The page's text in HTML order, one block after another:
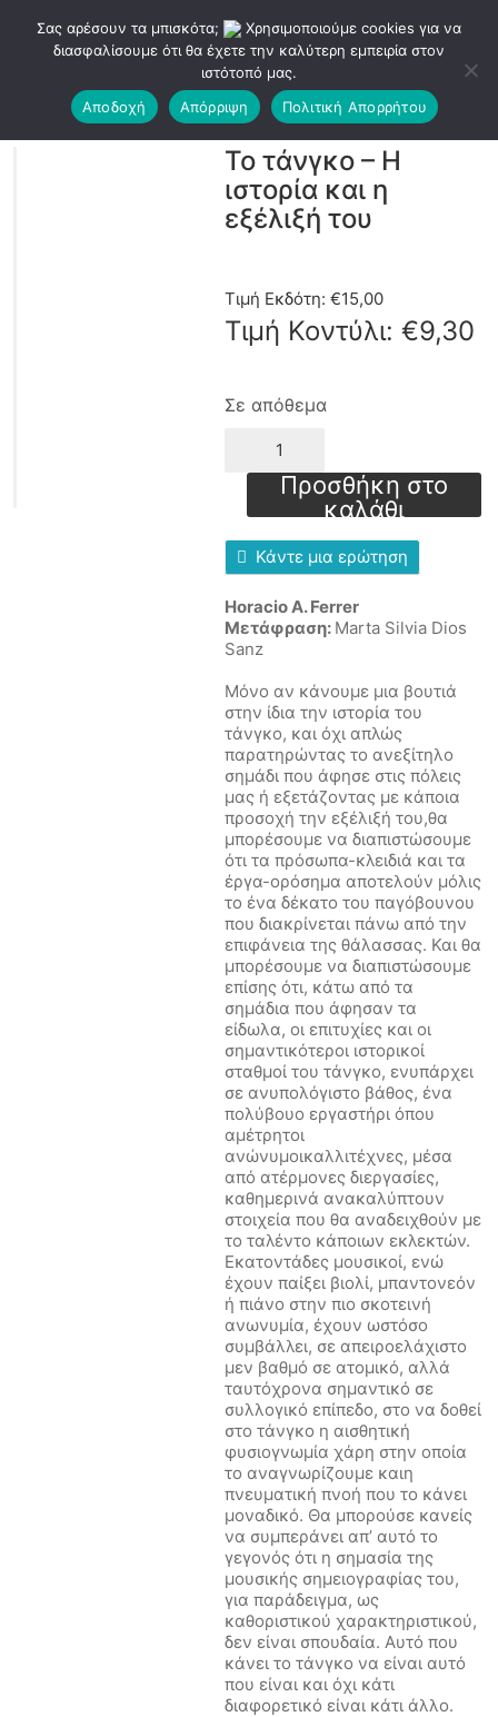
Το τάνγκο – Η
ιστορία και η
εξέλιξή του
Τιμή Εκδότη: €15,00
Τιμή Κοντύλι: €9,30
Σε απόθεμα
τάνγκο
ιστορία
και
του
ποσότητα
Προσθήκη στο
καλάθι
Κάντε μια ερώτηση
Horacio A. Ferrer
Μετάφραση: Marta Silvia Dios
Sanz
Μόνο αν κάνουμε μια βουτιά
στην ίδια την ιστορία του
τάνγκο, και όχι απλώς
παρατηρώντας το ανεξίτηλο
σημάδι που άφησε στις πόλεις
μας ή εξετάζοντας με κάποια
προσοχή την εξέλιξή του,θα
μπορέσουμε να διαπιστώσουμε
ότι τα πρόσωπα-κλειδιά και τα
έργα-ορόσημα αποτελούν μόλις
το ένα δέκατο του παγόβουνου
που διακρίνεται πάνω από την
επιφάνεια της θάλασσας. Και θα
μπορέσουμε να διαπιστώσουμε
επίσης ότι, κάτω από τα
σημάδια που άφησαν τα
είδωλα, οι επιτυχίες και οι
σημαντικότεροι ιστορικοί
σταθμοί του τάνγκο, ενυπάρχει
σε ανυπολόγιστο βάθος, ένα
πολύβουο εργαστήρι όπου
αμέτρητοι
ανώνυμοικαλλιτέχνες, μέσα
από ατέρμονες διεργασίες,
καθημερινά ανακαλύπτουν
στοιχεία που θα αναδειχθούν με
το ταλέντο κάποιων εκλεκτών.
Εκατοντάδες μουσικοί, ενώ
έχουν παίξει βιολί, μπαντονεόν
ή πιάνο στην πιο σκοτεινή
ανωνυμία, έχουν ωστόσο
συμβάλλει, σε απειροελάχιστο
μεν βαθμό σε ατομικό, αλλά
ταυτόχρονα σημαντικό σε
συλλογικό επίπεδο, στο να δοθεί
στο τάνγκο η αισθητική
φυσιογνωμία χάρη στην οποία
το αναγνωρίζουμε καιη
πνευματική πνοή που το κάνει
μοναδικό. Θα μπορούσε κανείς
να συμπεράνει απ’ αυτό το
γεγονός ότι η σημασία της
μουσικής σημειογραφίας του,
για παράδειγμα, ως
καθοριστικού χαρακτηριστικού,
δεν είναι σπουδαία. Αυτό που
κάνει το τάνγκο να είναι αυτό
που είναι και όχι κάτι
διαφορετικό είναι κάτι άλλο.
Σας αρέσουν τα μπισκότα;
Χρησιμοποιούμε cookies για να
διασφαλίσουμε ότι θα έχετε την καλύτερη εμπειρία στον
ιστότοπό μας.
Αποδοχή
Απόρριψη Πολιτική Απορρήτου